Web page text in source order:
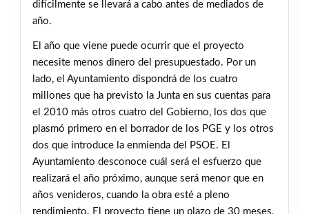
difícilmente se llevará a cabo antes de mediados de
año.
El año que viene puede ocurrir que el proyecto
necesite menos dinero del presupuestado. Por un
lado, el Ayuntamiento dispondrá de los cuatro
millones que ha previsto la Junta en sus cuentas para
el 2010 más otros cuatro del Gobierno, los dos que
plasmó primero en el borrador de los PGE y los otros
dos que introduce la enmienda del PSOE. El
Ayuntamiento desconoce cuál será el esfuerzo que
realizará el año próximo, aunque será menor que en
años venideros, cuando la obra esté a pleno
rendimiento. El proyecto tiene un plazo de 30 meses,